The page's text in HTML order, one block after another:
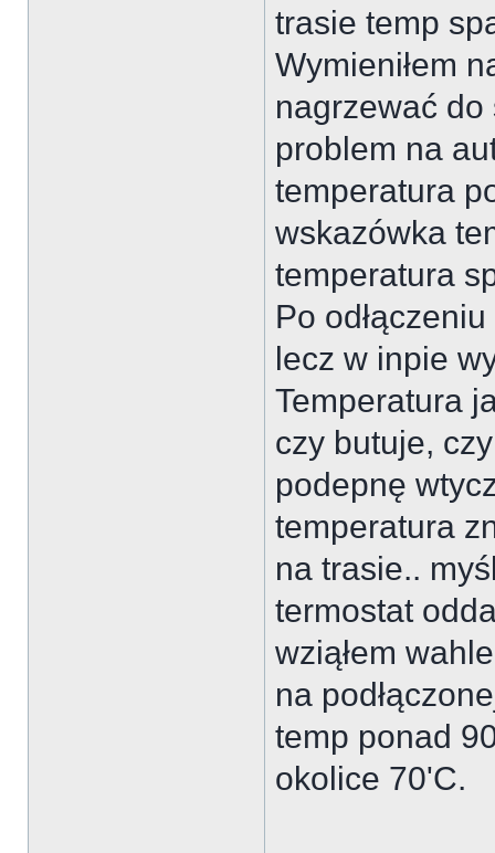
trasie temp
Wymieniłem
nagrzewać do
problem na
temperatura
wskazówka
temperatura
Po
lecz w inpie
Temperatura
czy butuje,
podepnę
temperatura
na trasie..
termostat
wziąłem
na
temp ponad
okolice 70'C.